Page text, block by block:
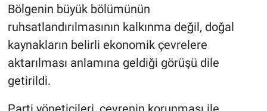
Bölgenin büyük bölümünün
ruhsatlandırılmasının kalkınma değil, doğal
kaynakların belirli ekonomik çevrelere
aktarılması anlamına geldiği görüşü dile
getirildi.